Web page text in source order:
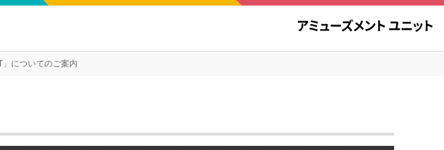
」についてのご案内